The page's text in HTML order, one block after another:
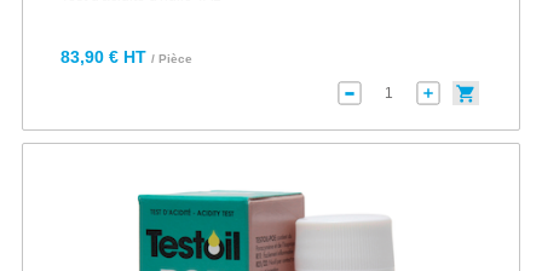
83,90 € HT / Pièce